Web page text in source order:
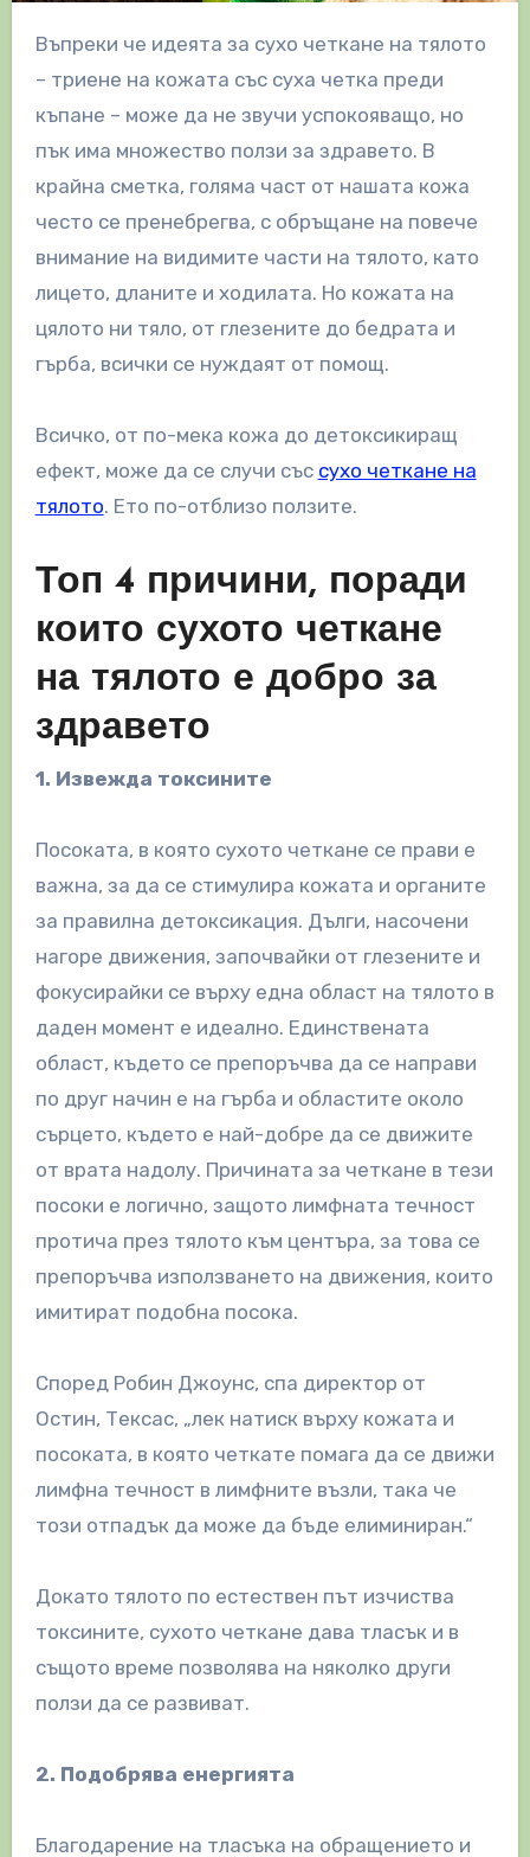
Въпреки че идеята за сухо четкане на тялото
– триене на кожата със суха четка преди
къпане – може да не звучи успокояващо, но
пък има множество ползи за здравето. В
крайна сметка, голяма част от нашата кожа
често се пренебрегва, с обръщане на повече
внимание на видимите части на тялото, като
лицето, дланите и ходилата. Но кожата на
цялото ни тяло, от глезените до бедрата и
гърба, всички се нуждаят от помощ.
Всичко, от по-мека кожа до детоксикиращ
ефект, може да се случи със сухо четкане на
тялото. Ето по-отблизо ползите.
Топ 4 причини, поради
които сухото четкане
на тялото е добро за
здравето
1. Извежда токсините
Посоката, в която сухото четкане се прави е
важна, за да се стимулира кожата и органите
за правилна детоксикация. Дълги, насочени
нагоре движения, започвайки от глезените и
фокусирайки се върху една област на тялото в
даден момент е идеално. Единствената
област, където се препоръчва да се направи
по друг начин е на гърба и областите около
сърцето, където е най-добре да се движите
от врата надолу. Причината за четкане в тези
посоки е логично, защото лимфната течност
протича през тялото към центъра, за това се
препоръчва използването на движения, които
имитират подобна посока.
Според Робин Джоунс, спа директор от
Остин, Тексас, „лек натиск върху кожата и
посоката, в която четкате помага да се движи
лимфна течност в лимфните възли, така че
този отпадък да може да бъде елиминиран.“
Докато тялото по естествен път изчиства
токсините, сухото четкане дава тласък и в
същото време позволява на няколко други
ползи да се развиват.
2. Подобрява енергията
Благодарение на тласъка на обращението и